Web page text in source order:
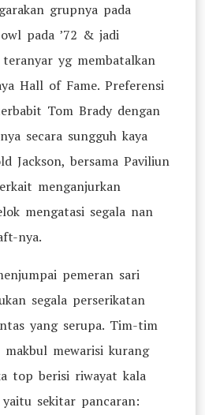
grupnya pada
pada ’72 & jadi
yg membatalkan
Hall of Fame. Preferensi
Tom Brady dengan
secara sungguh kaya
Jackson, bersama Paviliun
menganjurkan
mengatasi segala nan
nya.
pemeran sari
segala perserikatan
yang serupa. Tim-tim
mewarisi kurang
top berisi riwayat kala
sekitar pancaran: